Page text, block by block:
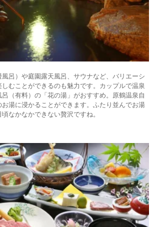
呂）や庭園露天風呂、サウナなど、バリエーシ
しむことができるのも魅力です。カップルで温泉
（有料）の「花の湯」がおすすめ。原鶴温泉自
湯に浸かることができます。ふたり並んでお湯
なかなかできない贅沢ですね。